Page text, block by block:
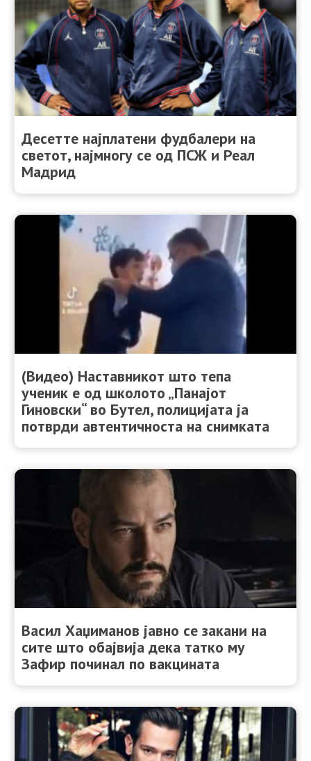
Десетте најплатени фудбалери на
светот, најмногу се од ПСЖ и Реал
Мадрид
(Видео) Наставникот што тепа
ученик е од школото „Панајот
Гиновски“ во Бутел, полицијата ја
потврди автентичноста на снимката
Васил Хаџиманов јавно се закани на
сите што обајвија дека татко му
Зафир починал по вакцината